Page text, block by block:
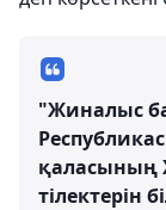
"Жиналыс
қаласының
тілектерін